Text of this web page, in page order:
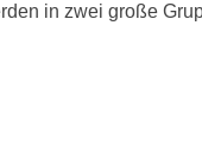
in zwei große